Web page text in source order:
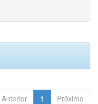
Anterior 1 Próximo